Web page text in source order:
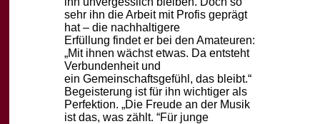
sehr ihn die Arbeit mit Profis geprägt
hat – die nachhaltigere
Erfüllung findet er bei den Amateuren:
„Mit ihnen wächst etwas. Da entsteht
Verbundenheit und
ein Gemeinschaftsgefühl, das bleibt.“
Begeisterung ist für ihn wichtiger als
Perfektion. „Die Freude an der Musik
ist das, was zählt. “Für junge